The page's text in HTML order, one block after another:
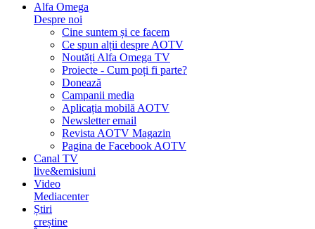
Alfa Omega
Despre noi
Cine suntem și ce facem
Ce spun alții despre AOTV
Noutăți Alfa Omega TV
Proiecte - Cum poți fi parte?
Donează
Campanii media
Aplicația mobilă AOTV
Newsletter email
Revista AOTV Magazin
Pagina de Facebook AOTV
Canal TV
live&emisiuni
Video
Mediacenter
Știri
creștine